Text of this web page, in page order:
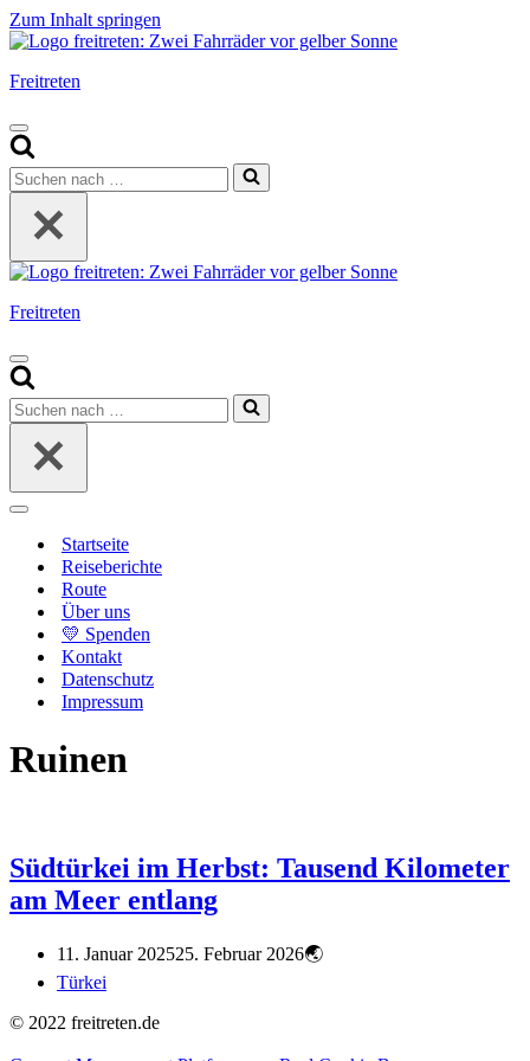
Zum Inhalt springen
Freitreten
Navigationsmenü
Suchen
nach …
Freitreten
Navigationsmenü
Suchen
nach …
Navigationsmenü
Startseite
Reiseberichte
Route
Über uns
💛 Spenden
Kontakt
Datenschutz
Impressum
Ruinen
Südtürkei im Herbst: Tausend Kilometer
am Meer entlang
11. Januar 202525. Februar 2026
Türkei
© 2022 freitreten.de